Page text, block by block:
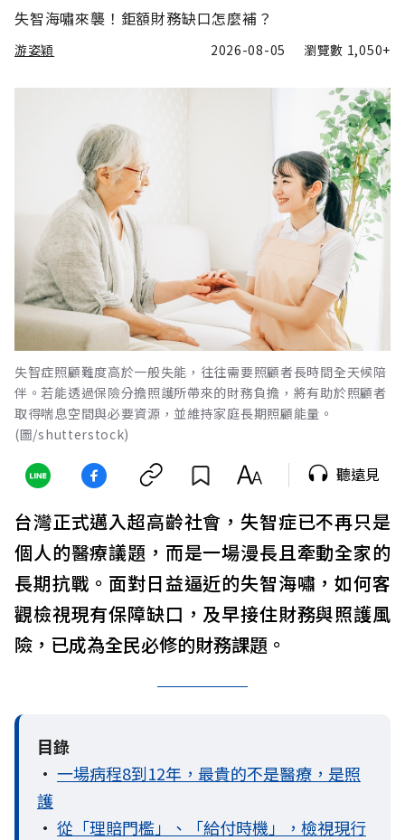
失智海嘯來襲！鉅額財務缺口怎麼補？
游姿穎 2026-08-05 瀏覽數 1,050+
失智症照顧難度高於一般失能，往往需要照顧者長時間全天候陪
伴。若能透過保險分擔照護所帶來的財務負擔，將有助於照顧者
取得喘息空間與必要資源，並維持家庭長期照顧能量。
(圖/shutterstock)
聽遠見
台灣正式邁入超高齡社會，失智症已不再只是
個人的醫療議題，而是一場漫長且牽動全家的
長期抗戰。面對日益逼近的失智海嘯，如何客
觀檢視現有保障缺口，及早接住財務與照護風
險，已成為全民必修的財務課題。
目錄
• 一場病程8到12年，最貴的不是醫療，是照
護
• 從「理賠門檻」、「給付時機」，檢視現行